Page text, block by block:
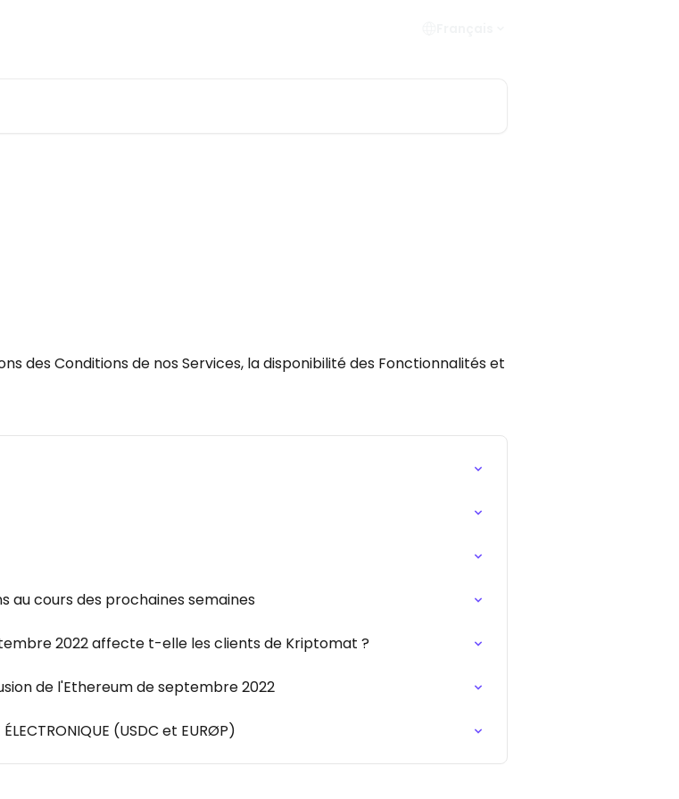
des Conditions de nos Services, la disponibilité des Fonctionnalités et
au cours des prochaines semaines
2022 affecte t-elle les clients de Kriptomat ?
de l'Ethereum de septembre 2022
ÉLECTRONIQUE (USDC et EURØP)